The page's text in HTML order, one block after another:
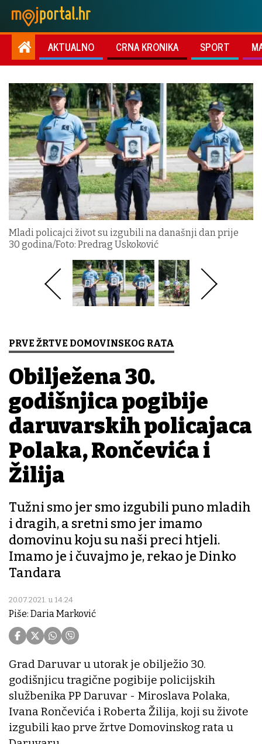
AKTUALNO CRNA KRONIKA SPORT
Mladi policajci život su izgubili na današnji dan prije
30 godina/Foto: Predrag Uskoković
PRVE ŽRTVE DOMOVINSKOG RATA
Obilježena 30.
godišnjica pogibije
daruvarskih policajaca
Polaka, Rončevića i
Žilija
Tužni smo jer smo izgubili puno mladih
i dragih, a sretni smo jer imamo
domovinu koju su naši preci htjeli.
Imamo je i čuvajmo je, rekao je Dinko
Tandara
20.07.2021. u 14:24
Piše: Daria Marković
Grad Daruvar u utorak je obilježio 30.
godišnjicu tragične pogibije policijskih
službenika PP Daruvar - Miroslava Polaka,
Ivana Rončevića i Roberta Žilija, koji su živote
izgubili kao prve žrtve Domovinskog rata u